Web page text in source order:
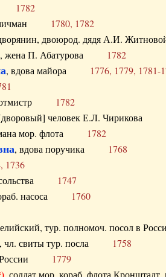
1782
1780, 1782
двоюрод. дядя А.И.
, жена П. Абатурова 1782
, вдова майора 1776, 1779, 1781-
1782
человек Е.Л. Чирикова
мор. флота 1782
, вдова поручика 1768
1736
1747
кораб. насоса 1760
тур. полномоч. посол в
чл. свиты тур. посла 1758
России 1779
, солдат мор. кораб. флота